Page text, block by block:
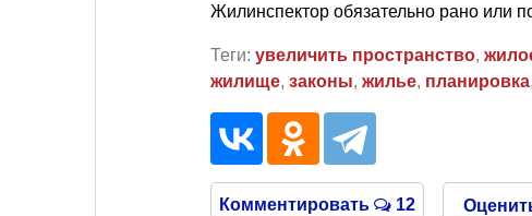
Жилинспектор обязательно рано или
Теги: увеличить пространство,
жилище, законы, жилье, планировка,
Комментировать 12